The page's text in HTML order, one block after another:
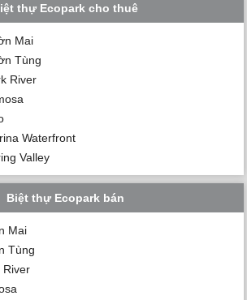
thự Ecopark cho thuê
Mai
Tùng
River
Waterfront
Valley
Biệt thự Ecopark bán
Mai
Tùng
River